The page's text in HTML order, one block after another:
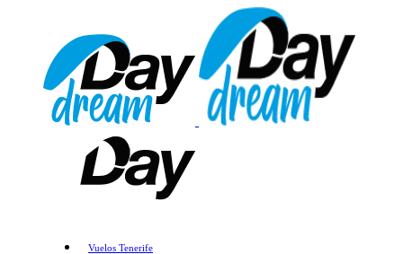
Vuelos Tenerife